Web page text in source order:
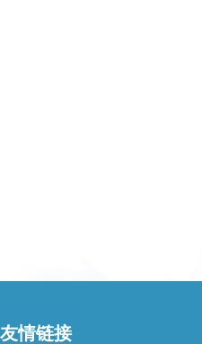
友情链接